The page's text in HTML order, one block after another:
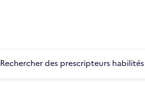
Rechercher des prescripteurs habilités